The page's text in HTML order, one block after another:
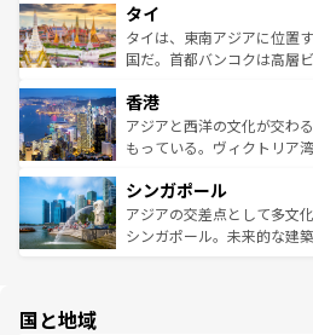
リティに包まれながら、韓
わってみてほ
覧を参照してほしい。
急速な発展と共に伝統が息
ーチミン市のフランス統治
醸し出している。また、バ
とつ。フォーやバインミー
ひ現地で味わいたい。どの
が旅行者を迎えてくれるの
参照してほしい。
タイ
タイは、東南アジアに位置
国だ。首都バンコクは高層
の活気が交差している。北
帯で自然と触れ合い、南部
いビーチでリゾート気分を
激する。気候は一年中温暖
が待っている。親しみやす
た文化、そして多様な観光
香港
アジアと西洋の文化が交わ
もっている。ヴィクトリア
み、どこを訪れても感動す
ており、効率よく見どころ
うな絶景から文化的な体験
シンガポール
アジアの交差点として多文
シンガポール。未来的な建
国と地域